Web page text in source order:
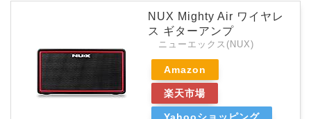
NUX Mighty Air ワイヤレ
ス ギターアンプ
ニューエックス(NUX)
Amazon
楽天市場